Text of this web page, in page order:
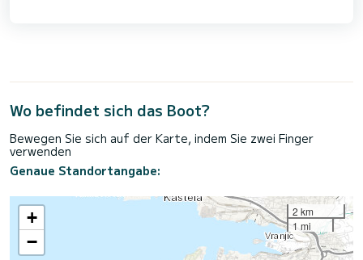
Wo befindet sich das Boot?
Bewegen Sie sich auf der Karte, indem Sie zwei Finger
verwenden
Genaue Standortangabe:
+
−
2 km
1 mi